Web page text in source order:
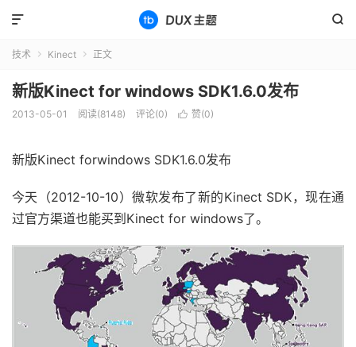


技术  Kinect  正文
新版Kinect for windows SDK1.6.0发布
2013-05-01 阅读(8148) 评论(0)  赞(0)
新版Kinect forwindows SDK1.6.0发布
今天（2012-10-10）微软发布了新的Kinect SDK，现在通
过官方渠道也能买到Kinect for windows了。